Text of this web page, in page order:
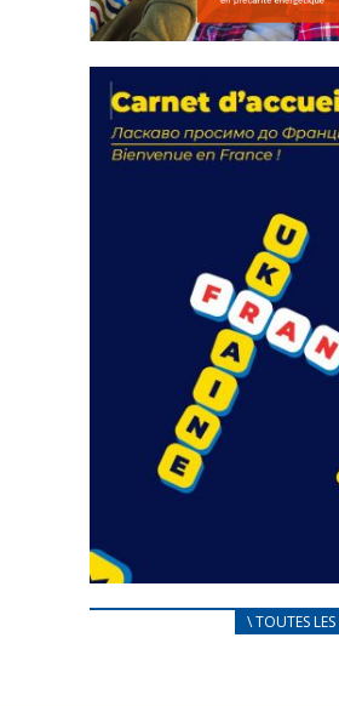
actions
18 septembre 2023
FEUILLETER
CARNET D’ACCUEIL
\ TOUTES